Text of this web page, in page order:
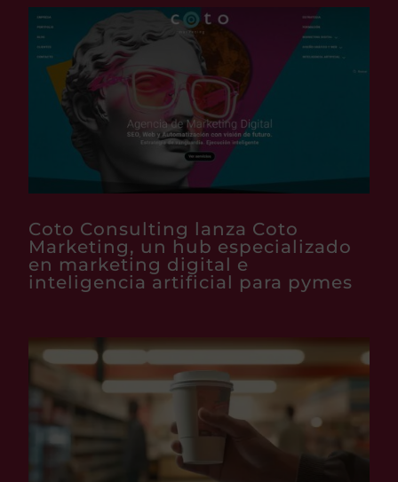
Coto Consulting lanza Coto
Marketing, un hub especializado
en marketing digital e
inteligencia artificial para pymes